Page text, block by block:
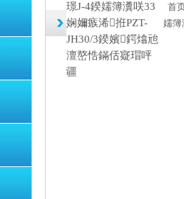
璟J-4鍨嬬簿瀵咲33
娴嬭瘯浠拰PZT-
JH30/3鍨嬪鍔熻兘
澶嶅悎鏋佸寲瑁呯
疆
首
嬬簿